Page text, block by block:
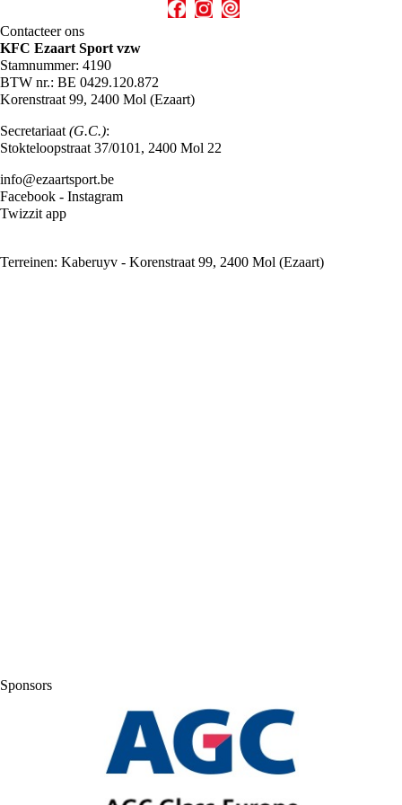
Contacteer ons
KFC Ezaart Sport vzw
Stamnummer: 4190
BTW nr.: BE 0429.120.872
Korenstraat 99, 2400 Mol (Ezaart)
Secretariaat (G.C.):
Stokteloopstraat 37/0101, 2400 Mol 22
info@ezaartsport.be
Facebook - Instagram
Twizzit app
Terreinen: Kaberuyv - Korenstraat 99, 2400 Mol (Ezaart)
Sponsors